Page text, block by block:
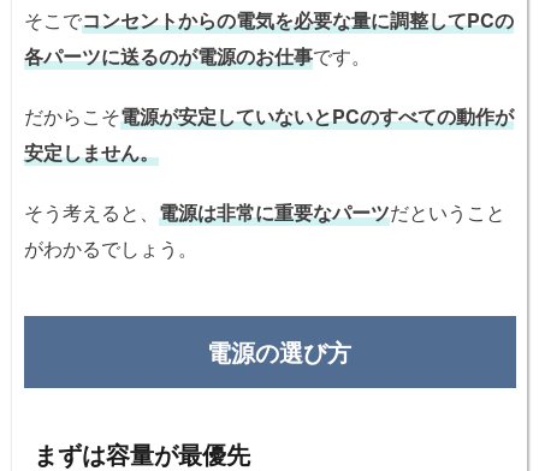
そこでコンセントからの電気を必要な量に調整してPCの
各パーツに送るのが電源のお仕事です。
だからこそ電源が安定していないとPCのすべての動作が
安定しません。
そう考えると、 電源は非常に重要なパーツだということ
がわかるでしょう。
電源の選び方
まずは容量が最優先